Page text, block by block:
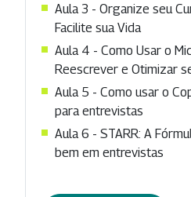
Aula 3 - Organize seu
Facilite sua Vida
Aula 4 - Como Usar o
Reescrever e Otimizar
Aula 5 - Como usar o
para entrevistas
Aula 6 - STARR: A
bem em entrevistas